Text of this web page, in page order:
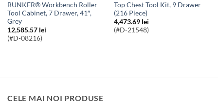
BUNKER® Workbench Roller
Tool Cabinet, 7 Drawer, 41″,
Grey
12,585.57 lei
(#D-08216)
Top Chest Tool Kit, 9 Drawer
(216 Piece)
4,473.69 lei
(#D-21548)
CELE MAI NOI PRODUSE